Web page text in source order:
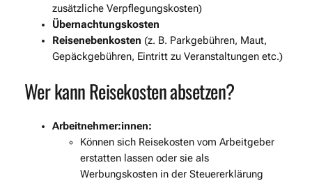
zusätzliche Verpflegungskosten)
Übernachtungskosten
Reisenebenkosten (z. B. Parkgebühren, Maut,
Gepäckgebühren, Eintritt zu Veranstaltungen etc.)
Wer kann Reisekosten absetzen?
Arbeitnehmer:innen:
Können sich Reisekosten vom Arbeitgeber
erstatten lassen oder sie als
Werbungskosten in der Steuererklärung